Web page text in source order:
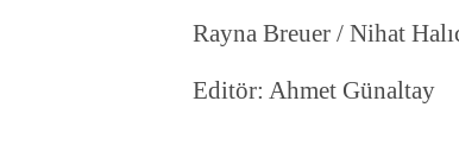
Rayna Breuer / Nihat
Editör: Ahmet Günaltay